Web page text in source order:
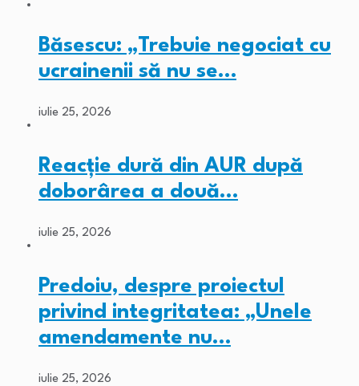
Băsescu: „Trebuie negociat cu
ucrainenii să nu se…
iulie 25, 2026
Reacție dură din AUR după
doborârea a două…
iulie 25, 2026
Predoiu, despre proiectul
privind integritatea: „Unele
amendamente nu…
iulie 25, 2026